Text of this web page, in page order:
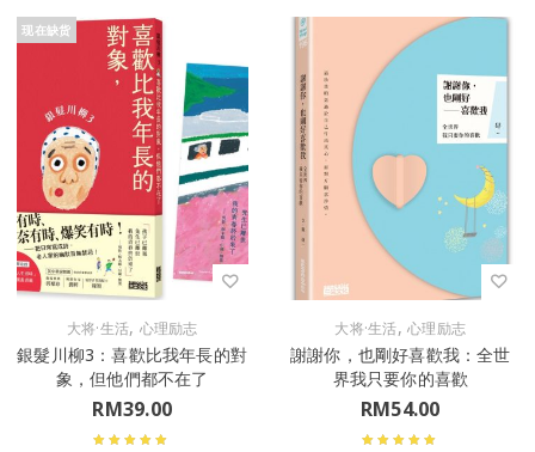
现在缺货
大将·生活, 心理励志
銀髮川柳3：喜歡比我年長的對
象，但他們都不在了
RM39.00
大将·生活,心理励志
謝謝你，也剛好喜歡我：全世
界我只要你的喜歡
RM54.00